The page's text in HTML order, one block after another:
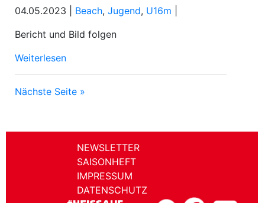
04.05.2023 | Beach, Jugend, U16m
Bericht und Bild folgen
Weiterlesen
Nächste Seite »
NEWSLETTER
SAISONHEFT
IMPRESSUM
DATENSCHUTZ